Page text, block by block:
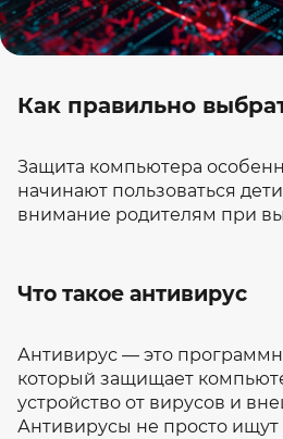
Как правильно
Защита компьютера
начинают пользоваться
внимание родителям при
Что такое антивирус
Антивирус — это
который защищает
устройство от вирусов и
Антивирусы не просто